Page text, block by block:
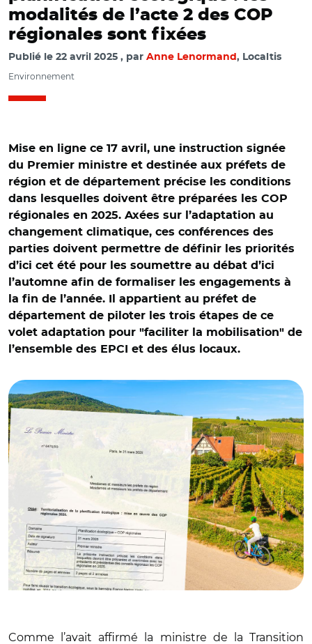
modalités de l’acte 2 des COP
régionales sont fixées
Publié le 22 avril 2025 par Anne Lenormand , Localtis
Environnement
Mise en ligne ce 17 avril, une instruction signée
du Premier ministre et destinée aux préfets de
région et de département précise les conditions
dans lesquelles doivent être préparées les COP
régionales en 2025. Axées sur l’adaptation au
changement climatique, ces conférences des
parties doivent permettre de définir les priorités
d’ici cet été pour les soumettre au débat d’ici
l’automne afin de formaliser les engagements à
la fin de l’année. Il appartient au préfet de
département de piloter les trois étapes de ce
volet adaptation pour "faciliter la mobilisation" de
l’ensemble des EPCI et des élus locaux.
Comme l’avait affirmé la ministre de la Transition